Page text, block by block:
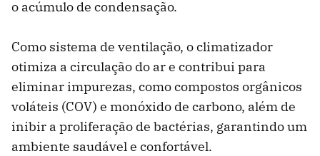
o acúmulo de condensação.
Como sistema de ventilação, o climatizador
otimiza a circulação do ar e contribui para
eliminar impurezas, como compostos orgânicos
voláteis (COV) e monóxido de carbono, além de
inibir a proliferação de bactérias, garantindo um
ambiente saudável e confortável.